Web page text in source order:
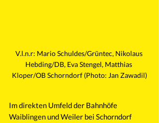
V.l.n.r: Mario Schuldes/Grüntec, Nikolaus
Hebding/DB, Eva Stengel, Matthias
Kloper/OB Schorndorf (Photo: Jan Zawadil)
Im direkten Umfeld der Bahnhöfe
Waiblingen und Weiler bei Schorndorf